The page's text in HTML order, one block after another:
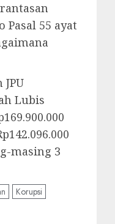
Pasal 55 ayat
Lubis
masing 3
Korupsi